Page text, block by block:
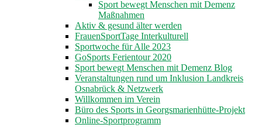
Sport bewegt Menschen mit Demenz
Maßnahmen
Aktiv & gesund älter werden
FrauenSportTage Interkulturell
Sportwoche für Alle 2023
GoSports Ferientour 2020
Sport bewegt Menschen mit Demenz Blog
Veranstaltungen rund um Inklusion Landkreis
Osnabrück & Netzwerk
Willkommen im Verein
Büro des Sports in Georgsmarienhütte-Projekt
Online-Sportprogramm